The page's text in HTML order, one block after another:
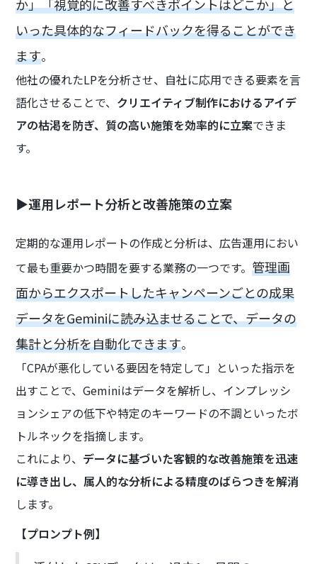
か」「視覚的に改善すべきポイントはどこか」と
いった具体的なフィードバックを得ることができ
ます。
他社の優れたLPを分析させ、自社に応用できる要素を言
語化させることで、 クリエイティブ制作におけるアイデ
アの枯渇を防ぎ、質の高い施策を効率的に立案できま
す。
▶運用レポート分析と改善施策の立案
定期的な運用レポートの作成と分析は、広告運用におい
て最も重要かつ時間を要する業務の一つです。管理画
面からエクスポートしたキャンペーンごとの成果
データをGeminiに読み込ませることで、データの
集計と分析を自動化できます。
「CPAが悪化している要因を特定して」といった指示を
出すことで、Geminiはデータを解析し、インプレッシ
ョンシェアの低下や特定のキーワードの不調といったボ
トルネックを指摘します。
これにより、 データに基づいた客観的な改善施策を迅速
に導き出し、属人的な分析による精度のばらつきを解消
します。
【プロンプト例】